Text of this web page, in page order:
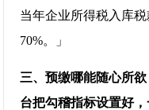
当年企业所得税入库
70%。」
三、预缴哪能随心所
台把勾稽指标设置好